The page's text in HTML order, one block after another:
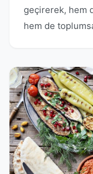
geçirerek, hem
hem de